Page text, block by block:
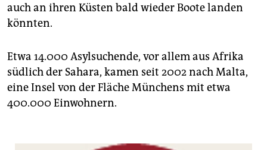
auch an ihren Küsten bald wieder Boote landen
könnten.
Etwa 14.000 Asylsuchende, vor allem aus Afrika
südlich der Sahara, kamen seit 2002 nach Malta,
eine Insel von der Fläche Münchens mit etwa
400.000 Einwohnern.